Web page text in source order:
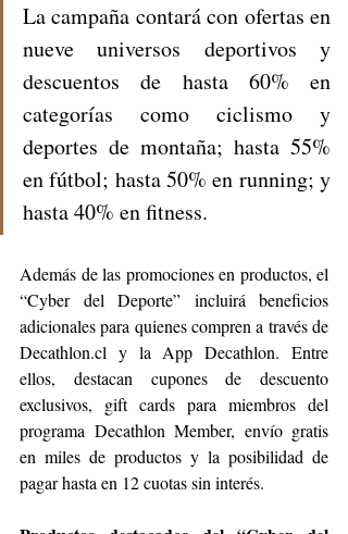
La campaña contará con ofertas en
nueve universos deportivos y
descuentos de hasta 60% en
categorías como ciclismo y
deportes de montaña; hasta 55%
en fútbol; hasta 50% en running; y
hasta 40% en fitness.
Además de las promociones en productos, el
“Cyber del Deporte” incluirá beneficios
Decathlon.cl y la App Decathlon. Entre
ellos, destacan cupones de descuento
exclusivos, gift cards para miembros del
programa Decathlon Member, envío gratis
en miles de productos y la posibilidad de
pagar hasta en 12 cuotas sin interés.